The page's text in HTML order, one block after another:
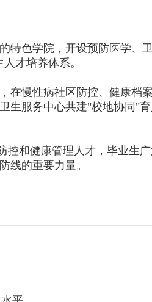
特色学院，开设预防医学、
人才培养体系。
在慢性病社区防控、健康档案
生服务中心共建"校地协同"育
控和健康管理人才，毕业生
线的重要力量。